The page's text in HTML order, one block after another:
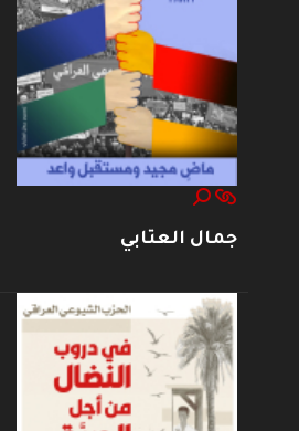
جمال العتابي